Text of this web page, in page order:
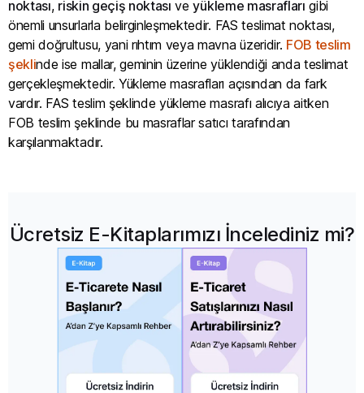
noktası, riskin geçiş noktası veyükleme masrafları gibi
önemli unsurlarla belirginleşmektedir. FAS teslimat noktası,
gemi doğrultusu, yani rıhtım veya mavna üzeridir. FOB teslim
şeklinde ise mallar, geminin üzerine yüklendiği anda teslimat
gerçekleşmektedir. Yükleme masrafları açısından da fark
vardır. FAS teslim şeklinde yükleme masrafı alıcıya aitken
FOB teslim şeklinde bu masraflar satıcı tarafından
karşılanmaktadır.
Ücretsiz E-Kitaplarımızı İncelediniz mi?